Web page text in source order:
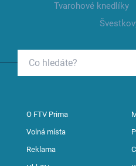
Tvarohové knedlíky
O FTV Prima
Volná místa
Reklama